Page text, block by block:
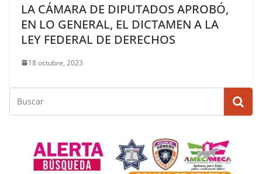
LA CÁMARA DE DIPUTADOS APROBÓ,
EN LO GENERAL, EL DICTAMEN A LA
LEY FEDERAL DE DERECHOS
18 octubre, 2023